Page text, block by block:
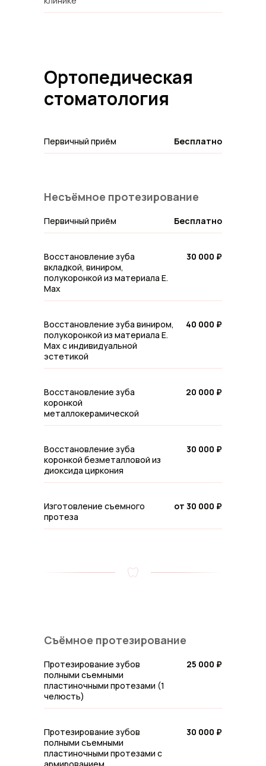
Записаться на прием
Ортопедическая
стоматология
Первичный приём Бесплатно
Несъёмное протезирование
Первичный приём Бесплатно
Восстановление зуба
вкладкой, виниром,
полукоронкой из материала E.
Max
30 000 ₽
Восстановление зуба виниром,
полукоронкой из материала E.
Max с индивидуальной
эстетикой
40 000 ₽
Восстановление зуба
коронкой
металлокерамической
20 000 ₽
Восстановление зуба
коронкой безметалловой из
диоксида циркония
30 000 ₽
Изготовление съемного
протеза
от 30 000 ₽
Съёмное протезирование
Протезирование зубов
полными съемными
пластиночными протезами (1
челюсть)
25 000 ₽
Протезирование зубов
полными съемными
пластиночными протезами с
30 000 ₽